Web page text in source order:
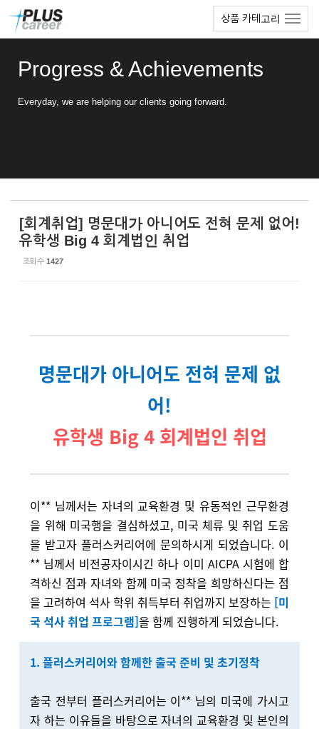
상품 카테고리
Progress & Achievements
Everyday, we are helping our clients going forward.
[회계취업] 명문대가 아니어도 전혀 문제 없어!
유학생 Big 4 회계법인 취업
조회 수 1427
명문대가 아니어도 전혀 문제 없
어!
유학생 Big 4 회계법인 취업
이** 님께서는 자녀의 교육환경 및 유동적인 근무환경
을 위해 미국행을 결심하셨고, 미국 체류 및 취업 도움
을 받고자 플러스커리어에 문의하시게 되었습니다. 이
** 님께서 비전공자이시긴 하나 이미 AICPA 시험에 합
격하신 점과 자녀와 함께 미국 정착을 희망하신다는 점
을 고려하여 석사 학위 취득부터 취업까지 보장하는 [미
국 석사 취업 프로그램]을 함께 진행하게 되었습니다.
1. 플러스커리어와 함께한 출국 준비 및 초기정착
출국 전부터 플러스커리어는 이** 님의 미국에 가시고
자 하는 이유들을 바탕으로 자녀의 교육환경 및 본인의